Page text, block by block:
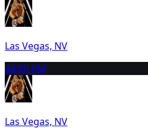
Las Vegas, NV
48:00 PM
Las Vegas, NV